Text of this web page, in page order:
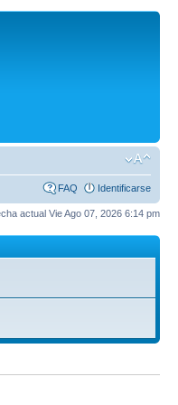
FAQ Identificarse
actual Vie Ago 07, 2026 6:14 pm